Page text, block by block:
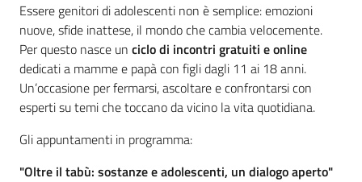
Essere genitori di adolescenti non è semplice: emozioni
nuove, sfide inattese, il mondo che cambia velocemente.
Per questo nasce un ciclo di incontri gratuiti e online
dedicati a mamme e papà con figli dagli 11 ai 18 anni.
Un’occasione per fermarsi, ascoltare e confrontarsi con
esperti su temi che toccano da vicino la vita quotidiana.
Gli appuntamenti in programma:
"Oltre il tabù: sostanze e adolescenti, un dialogo aperto"